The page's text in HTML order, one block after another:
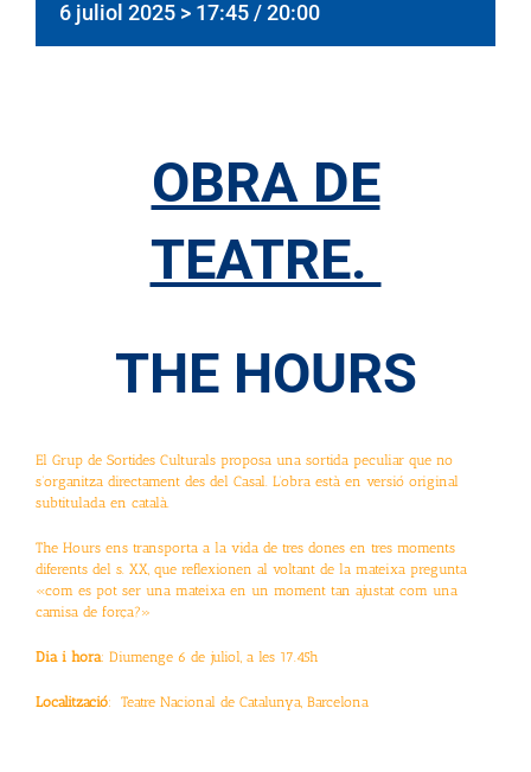
6 juliol 2025 > 17:45/20:00
OBRA DE
TEATRE.
THE HOURS
El Grup de Sortides Culturals proposa una sortida peculiar que no
s’organitza directament des del Casal. L’obra està en versió original
subtitulada en català.
The Hours ens transporta a la vida de tres dones en tres moments
diferents del s. XX, que reflexionen al voltant de la mateixa pregunta
«com es pot ser una mateixa en un moment tan ajustat com una
camisa de força?»
Dia i hora: Diumenge 6 de juliol, a les 17.45h
Localització: Teatre Nacional de Catalunya, Barcelona